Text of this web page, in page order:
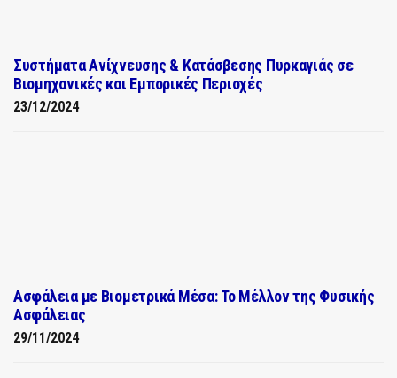
Συστήματα Ανίχνευσης & Κατάσβεσης Πυρκαγιάς σε
Βιομηχανικές και Εμπορικές Περιοχές
23/12/2024
Ασφάλεια με Βιομετρικά Μέσα: Το Μέλλον της Φυσικής
Ασφάλειας
29/11/2024